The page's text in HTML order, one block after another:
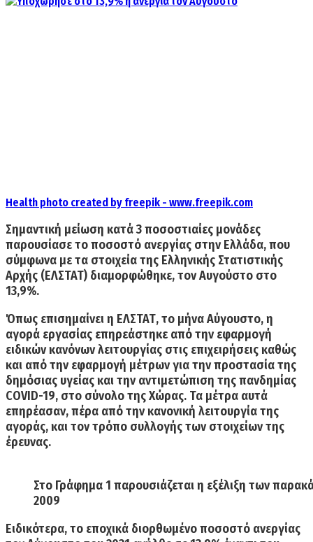
Health photo created by freepik - www.freepik.com
Σημαντική µείωση κατά 3 ποσοστιαίες μονάδες
παρουσίασε το ποσοστό ανεργίας στην Ελλάδα, που
σύμφωνα με τα στοιχεία της Ελληνικής Στατιστικής
Αρχής (ΕΛΣΤΑΤ) διαμορφώθηκε, τον Αυγούστο στο
13,9%.
Όπως επισημαίνει η ΕΛΣΤΑΤ, το μήνα Αύγουστο,η
αγορά εργασίας επηρεάστηκε από την εφαρμογή
ειδικών κανόνων λειτουργίας στις επιχειρήσεις καθώς
και από την εφαρμογή μέτρων για την προστασία της
δημόσιας υγείαςκαι την αντιμετώπιση της πανδημίας
COVID-19, στο σύνολο της Χώρας. Τα μέτρα αυτά
επηρέασαν, πέρα από την κανονική λειτουργία της
αγοράς, και τον τρόπο συλλογής των στοιχείων της
έρευνας.
Στο Γράφημα 1 παρουσιάζεται η εξέλιξη των
2009
Ειδικότερα, το εποχικά διορθωμένο ποσοστό ανεργίας